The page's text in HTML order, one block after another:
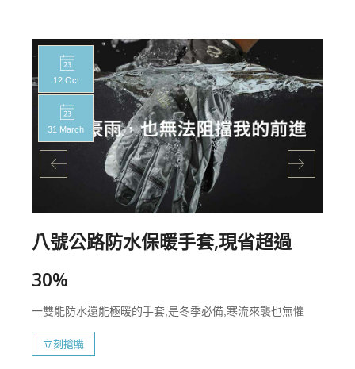
12 Oct
31 March
八號公路防水保暖手套,現省超過
30%
一雙能防水還能極暖的手套,是冬季必備,寒流來襲也無懼
立刻搶購